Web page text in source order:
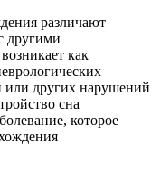
различают
другими
как
или других нарушений
сна
которое